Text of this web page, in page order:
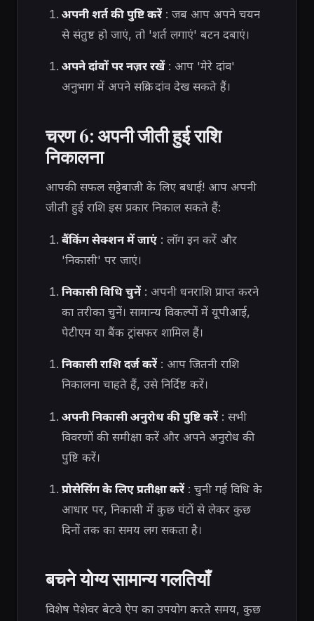
अपनी शर्त की पुष्टि करें: जब आप अपने चयन
से संतुष्ट हो जाएं, तो 'शर्त लगाएं' बटन दबाएं।
अपने दांवों पर नज़र रखें: आप 'मेरे दांव'
अनुभाग में अपने सक्रिय दांव देख सकते हैं।
चरण 6: अपनी जीती हुई राशि
निकालना
आपकी सफल सट्टेबाजी के लिए बधाई! आप अपनी
जीती हुई राशि इस प्रकार निकाल सकते हैं:
बैंकिंग सेक्शन में जाएं: लॉग इन करें और
'निकासी' पर जाएं।
निकासी विधि चुनें: अपनी धनराशि प्राप्त करने
का तरीका चुनें। सामान्य विकल्पों में यूपीआई,
पेटीएम या बैंक ट्रांसफर शामिल हैं।
निकासी राशि दर्ज करें: आप जितनी राशि
निकालना चाहते हैं, उसे निर्दिष्ट करें।
अपनी निकासी अनुरोध की पुष्टि करें: सभी
विवरणों की समीक्षा करें और अपने अनुरोध की
पुष्टि करें।
प्रोसेसिंग के लिए प्रतीक्षा करें: चुनी गई विधि के
आधार पर, निकासी में कुछ घंटों से लेकर कुछ
दिनों तक का समय लग सकता है।
बचने योग्य सामान्य गलतियाँ
विशेष पेशेवर बेटवे ऐप का उपयोग करते समय, कुछ